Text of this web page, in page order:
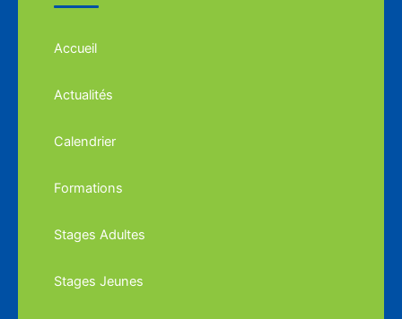
Accueil
Actualités
Calendrier
Formations
Stages Adultes
Stages Jeunes